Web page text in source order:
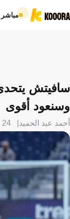
مباشر
سافيتش
وسنعود أقوى
أحمد عبد الحميد 24 مايو 2026